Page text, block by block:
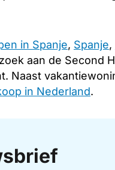
in Spanje, Spanje,
aan de Second
Naast
in Nederland.